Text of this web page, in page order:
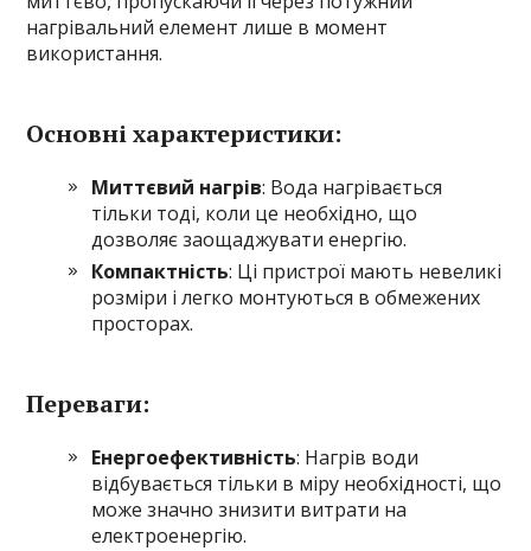
нагрівальний елемент лише в момент
використання.
Основні характеристики:
Миттєвий нагрів: Вода нагрівається
тільки тоді, коли це необхідно, що
дозволяє заощаджувати енергію.
Компактність: Ці пристрої мають невеликі
розміри і легко монтуються в обмежених
просторах.
Переваги:
Енергоефективність: Нагрів води
відбувається тільки в міру необхідності, що
може значно знизити витрати на
електроенергію.